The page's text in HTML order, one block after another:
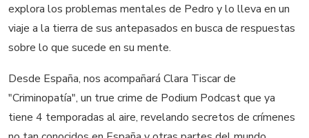
explora los problemas mentales de Pedro y lo lleva en un
viaje a la tierra de sus antepasados en busca de respuestas
sobre lo que sucede en su mente.
Desde España, nos acompañará Clara Tiscar de
"Criminopatía", un true crime de Podium Podcast que ya
tiene 4 temporadas al aire, revelando secretos de crímenes